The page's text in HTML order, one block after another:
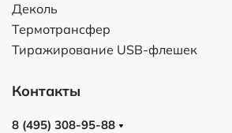
Деколь
Термотрансфер
Тиражирование USB-флешек
Контакты
8 (495) 308-95-88